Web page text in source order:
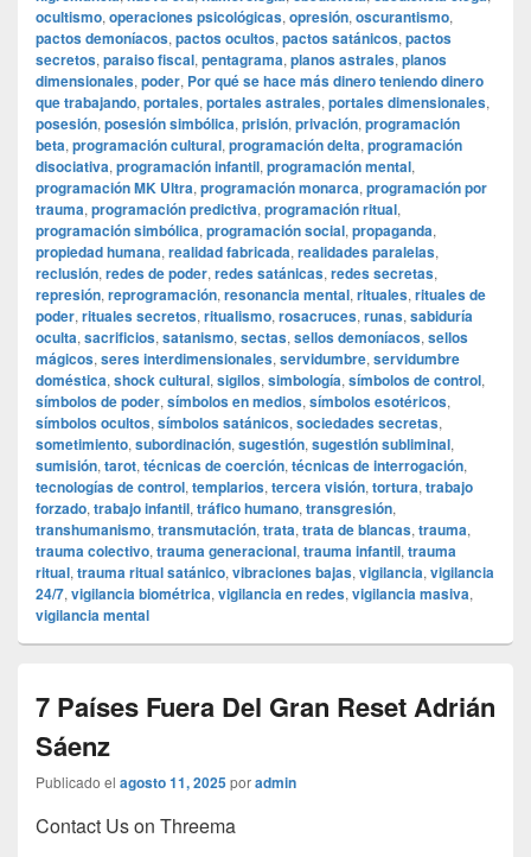
ocultismo, operaciones psicológicas, opresión, oscurantismo,
pactos demoníacos, pactos ocultos, pactos satánicos, pactos
secretos, paraiso fiscal, pentagrama, planos astrales, planos
dimensionales, poder, Por qué se hace más dinero teniendo dinero
que trabajando, portales, portales astrales, portales dimensionales,
posesión, posesión simbólica, prisión, privación, programación
beta, programación cultural, programación delta, programación
disociativa, programación infantil, programación mental,
programación MK Ultra, programación monarca, programación por
trauma, programación predictiva, programación ritual,
programación simbólica, programación social, propaganda,
propiedad humana, realidad fabricada, realidades paralelas,
reclusión, redes de poder, redes satánicas, redes secretas,
represión, reprogramación, resonancia mental, rituales, rituales de
poder, rituales secretos, ritualismo, rosacruces, runas, sabiduría
oculta, sacrificios, satanismo, sectas, sellos demoníacos, sellos
mágicos, seres interdimensionales, servidumbre, servidumbre
doméstica, shock cultural, sigilos, simbología, símbolos de control,
símbolos de poder, símbolos en medios, símbolos esotéricos,
símbolos ocultos, símbolos satánicos, sociedades secretas,
sometimiento, subordinación, sugestión, sugestión subliminal,
sumisión, tarot, técnicas de coerción, técnicas de interrogación,
tecnologías de control, templarios, tercera visión, tortura, trabajo
forzado, trabajo infantil, tráfico humano, transgresión,
transhumanismo, transmutación, trata, trata de blancas, trauma,
trauma colectivo, trauma generacional, trauma infantil, trauma
ritual, trauma ritual satánico, vibraciones bajas, vigilancia, vigilancia
24/7, vigilancia biométrica, vigilancia en redes, vigilancia masiva,
vigilancia mental
7 Países Fuera Del Gran Reset Adrián
Sáenz
Publicado el agosto 11, 2025poradmin
Contact Us on Threema